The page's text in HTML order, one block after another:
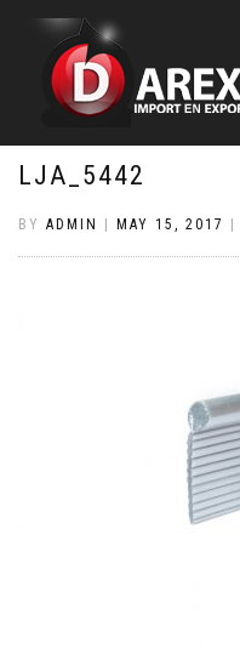
LJA_5442
BY ADMIN MAY 15, 2017